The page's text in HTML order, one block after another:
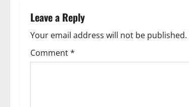
n
a
v
Leave a Reply
Your email address will not be published.
Comment*